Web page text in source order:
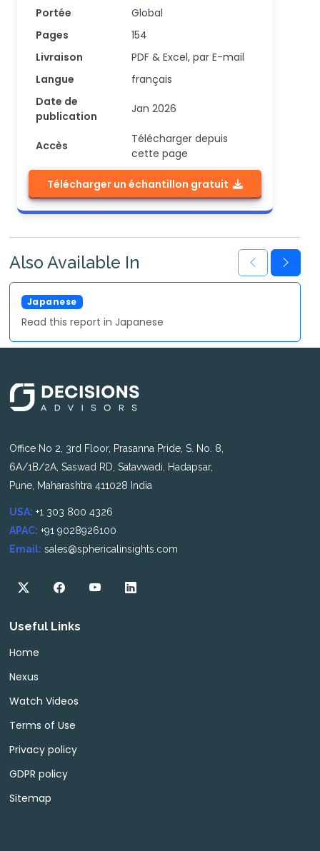
Portée
Global
Pages
154
Livraison
PDF & Excel, par E-mail
Langue
français
Date de
publication
Jan 2026
Accès
Télécharger depuis
cette page
Télécharger un échantillon gratuit
Also Available In
Japanese
Read this report in Japanese
Office No 2, 3rd Floor, Prasanna Pride, S. No. 8,
6A/1B/2A, Saswad RD, Satavwadi, Hadapsar,
Pune, Maharashtra 411028 India
USA: +1 303 800 4326
APAC: +91 9028926100
Email: sales@sphericalinsights.com
Useful Links
Home
Nexus
Watch Videos
Terms of Use
Privacy policy
GDPR policy
Sitemap